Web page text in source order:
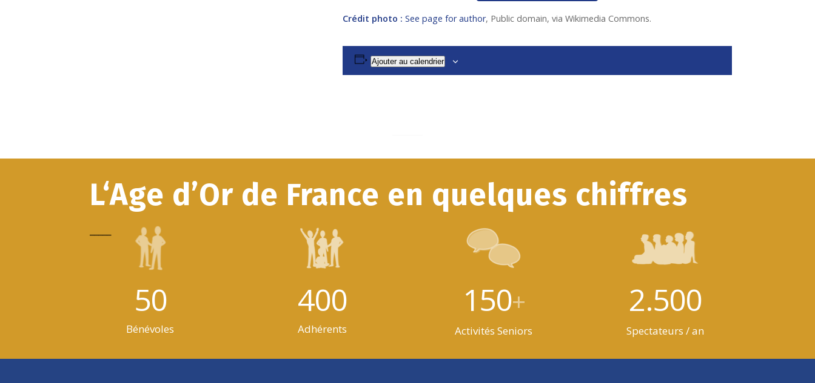
Crédit photo : See page for author, Public domain, via Wikimedia Commons.
Ajouter au calendrier
L‘Age d’Or de France en quelques chiffres
50
Bénévoles
400
Adhérents
150+
Activités Seniors
2.500
Spectateurs / an